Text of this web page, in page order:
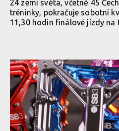
24 zemí světa, včetně 45
tréninky, pokračuje sobotní
11,30 hodin finálové jízdy na